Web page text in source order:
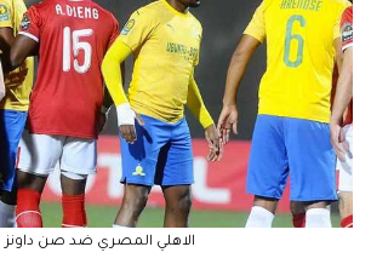
الاهلي المصري ضد صن داونز